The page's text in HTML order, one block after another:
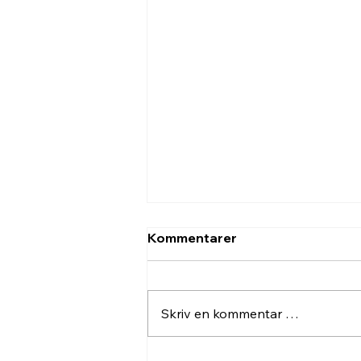
Kommentarer
Skriv en kommentar …